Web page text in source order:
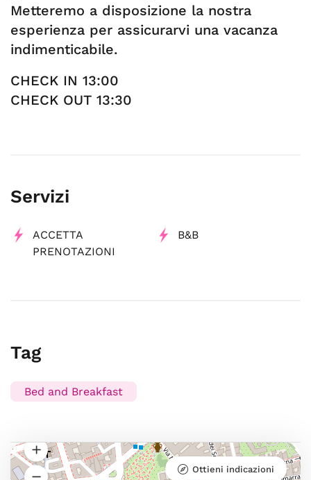
Metteremo a disposizione la nostra
esperienza per assicurarvi una vacanza
indimenticabile.
CHECK IN 13:00
CHECK OUT 13:30
Servizi
ACCETTA
PRENOTAZIONI
B&B
Tag
Bed and Breakfast
Ottieni indicazioni